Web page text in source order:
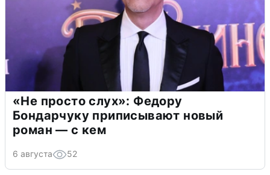
«Не просто слух»: Федору
Бондарчуку приписывают новый
роман — с кем
6 августа 52